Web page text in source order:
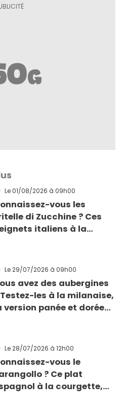
Le 01/08/2026 à 09h00
vous les
di Zucchine ? Ces
italiens à la
Le 29/07/2026 à 09h00
avez des aubergines
Testez-les à la milanaise,
version panée et dorée
Le 28/07/2026 à 12h00
vous le
? Ce plat
à la courgette,